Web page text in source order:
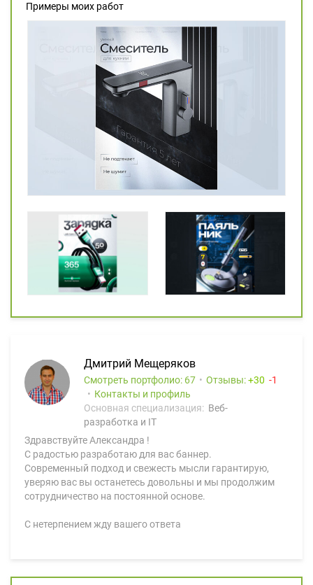
Примеры моих работ
Дмитрий Мещеряков
Смотреть портфолио: 67 Отзывы: 30
1
Контакты и профиль
Основная специализация: Веб-
разработка и IT
Здравствуйте Александра !
С радостью разработаю для вас баннер.
Современный подход и свежесть мысли гарантирую,
уверяю вас вы останетесь довольны и мы продолжим
сотрудничество на постоянной основе.
С нетерпением жду вашего ответа